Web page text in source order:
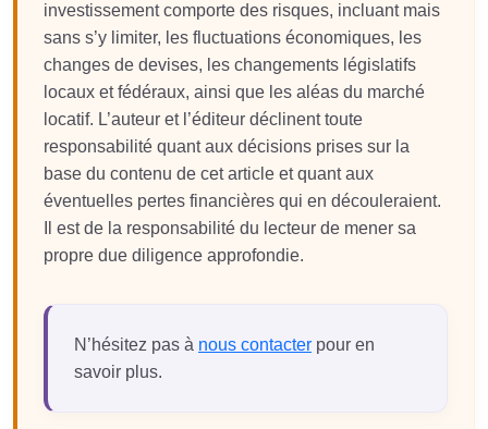
investissement comporte des risques, incluant mais
sans s’y limiter, les fluctuations économiques, les
changes de devises, les changements législatifs
locaux et fédéraux, ainsi que les aléas du marché
locatif. L’auteur et l’éditeur déclinent toute
responsabilité quant aux décisions prises sur la
base du contenu de cet article et quant aux
éventuelles pertes financières qui en découleraient.
Il est de la responsabilité du lecteur de mener sa
propre due diligence approfondie.
N’hésitez pas à nous contacter pour en
savoir plus.